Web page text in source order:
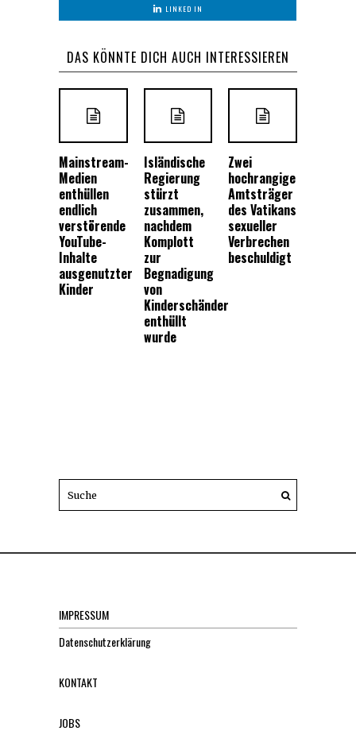
LINKED IN
DAS KÖNNTE DICH AUCH INTERESSIEREN
Mainstream-
Medien
enthüllen
endlich
verstörende
YouTube-
Inhalte
ausgenutzter
Kinder
Isländische
Regierung
stürzt
zusammen,
nachdem
Komplott
zur
Begnadigung
von
Kinderschänder
enthüllt
wurde
Zwei
hochrangige
Amtsträger
des Vatikans
sexueller
Verbrechen
beschuldigt
IMPRESSUM
Datenschutzerklärung
KONTAKT
JOBS